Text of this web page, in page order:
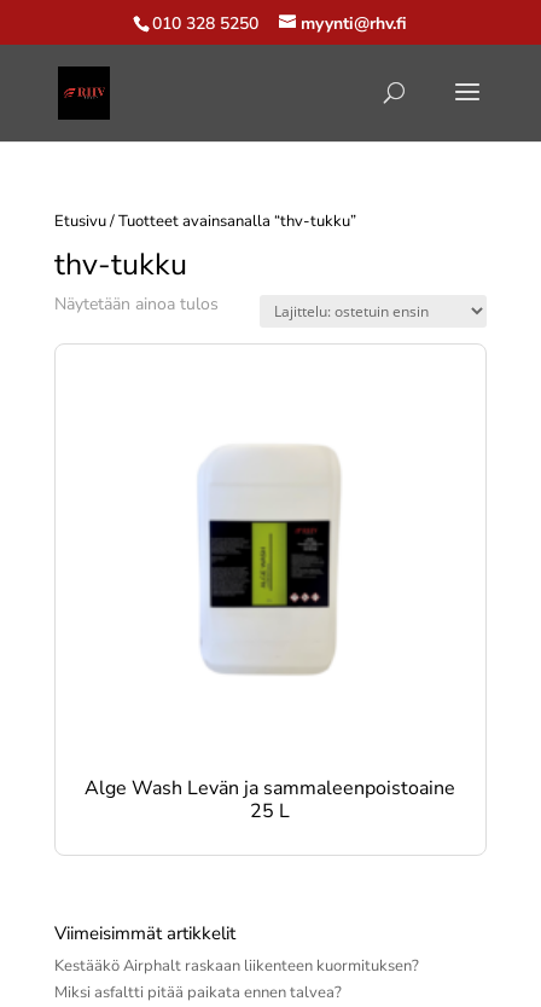
010 328 5250 myynti@rhv.fi
Etusivu/ Tuotteet avainsanalla “thv-tukku”
thv-tukku
Näytetään ainoa tulos
Alge Wash Levän ja sammaleenpoistoaine
25 L
Viimeisimmät artikkelit
Kestääkö Airphalt raskaan liikenteen kuormituksen?
Miksi asfaltti pitää paikata ennen talvea?